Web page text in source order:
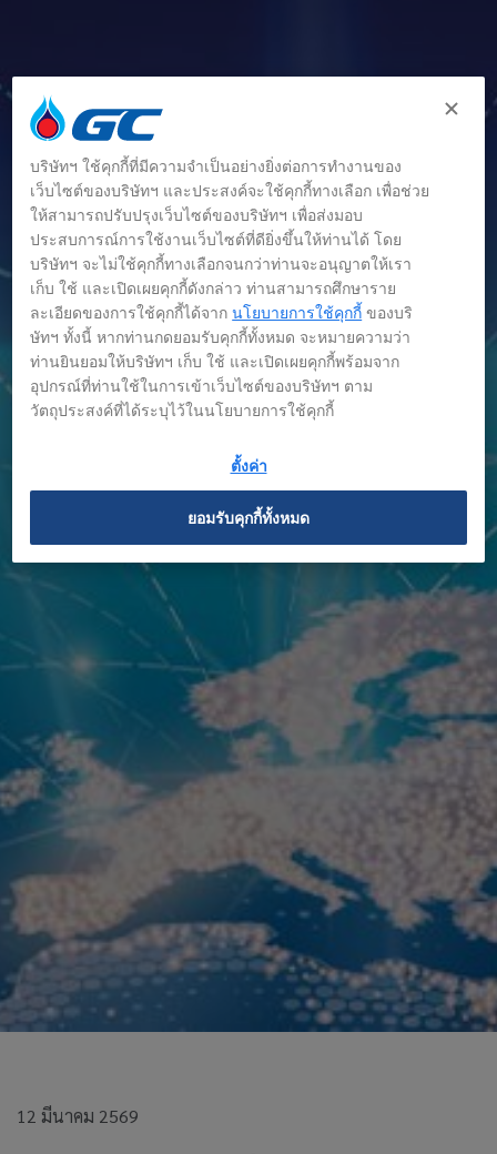
ข่าว
12 มีนาคม 2569
บริษัทฯ ใช้คุกกี้ที่มีความจำเป็นอย่างยิ่งต่อการทำงานของ
เว็บไซต์ของบริษัทฯ และประสงค์จะใช้คุกกี้ทางเลือก เพื่อช่วย
ให้สามารถปรับปรุงเว็บไซต์ของบริษัทฯ เพื่อส่งมอบ
ประสบการณ์การใช้งานเว็บไซต์ที่ดียิ่งขึ้นให้ท่านได้ โดย
บริษัทฯ จะไม่ใช้คุกกี้ทางเลือกจนกว่าท่านจะอนุญาตให้เรา
เก็บ ใช้ และเปิดเผยคุกกี้ดังกล่าว ท่านสามารถศึกษาราย
ละเอียดของการใช้คุกกี้ได้จากนโยบายการใช้คุกกี้ ของบริ
ษัทฯ ทั้งนี้ หากท่านกดยอมรับคุกกี้ทั้งหมด จะหมายความว่า
ท่านยินยอมให้บริษัทฯ เก็บ ใช้ และเปิดเผยคุกกี้พร้อมจาก
อุปกรณ์ที่ท่านใช้ในการเข้าเว็บไซต์ของบริษัทฯ ตาม
วัตถุประสงค์ที่ได้ระบุไว้ในนโยบายการใช้คุกกี้
ตั้งค่า
ยอมรับคุกกี้ทั้งหมด